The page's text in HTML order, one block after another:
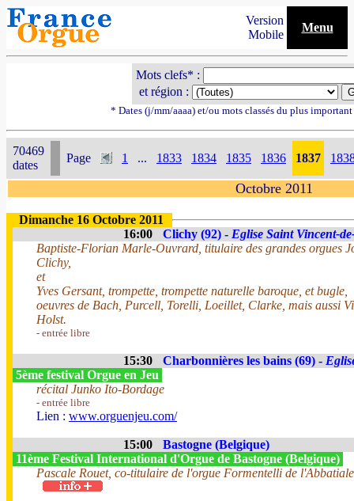
Version
Mobile
Menu
Mots clefs* :
et région :
* Dates (j/mm/aaaa) et/ou mots classés du plus
70469
dates
Page 1 ... 1833 1834 1835 1836 1837
Octobre 2011
Dimanche 16 Octobre 2011
16:00
Clichy (92) - Eglise Saint Vincent-
Baptiste-Florian Marle-Ouvrard, titulaire des grandes orgues
Clichy,
et
Yves Gersant, trompette, trompette naturelle baroque, et bugle,
oeuvres de Bach, Purcell, Torelli, Loeillet, Clarke, mais aussi
Holst.
- entrée libre
15:30 Charbonnières les bains (69) -
5ème festival Orgue en Jeu
récital Junko Ito-Bordage
- entrée libre
Lien : www.orguenjeu.com/
15:00
Bastogne (Belgique)
11ème Festival International d'Orgue de Bastogne (Belgique)
Pascale Rouet, co-titulaire de l'orgue Formentelli de